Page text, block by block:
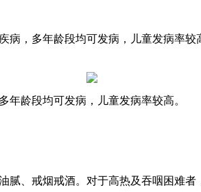
症疾病，多年龄段均可发病，儿童
龄段均可发病，儿童发病率较高。
、戒烟戒酒。对于高热及吞咽困难者